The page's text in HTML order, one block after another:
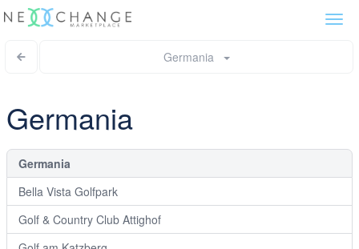
Germania
Germania
Germania
Bella Vista Golfpark
Golf & Country Club Attighof